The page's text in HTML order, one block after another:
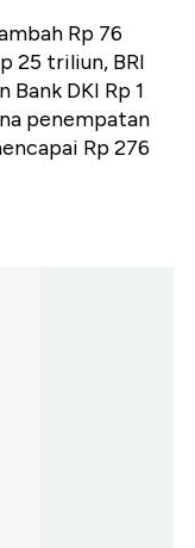
Rp 76
25 triliun, BRI
DKI Rp 1
penempatan
Rp 276